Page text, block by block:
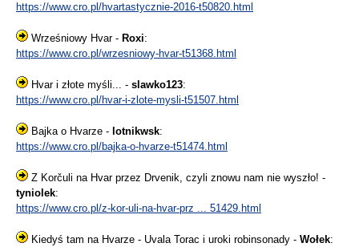
https://www.cro.pl/hvartastycznie-2016-t50820.html
Wrześniowy Hvar - Roxi:
https://www.cro.pl/wrzesniowy-hvar-t51368.html
Hvar i złote myśli... - slawko123:
https://www.cro.pl/hvar-i-zlote-mysli-t51507.html
Bajka o Hvarze - lotnikwsk:
https://www.cro.pl/bajka-o-hvarze-t51474.html
Z Korčuli na Hvar przez Drvenik, czyli znowu nam nie wyszło! -
tyniolek:
https://www.cro.pl/z-kor-uli-na-hvar-prz ... 51429.html
Kiedyś tam na Hvarze - Uvala Torac i uroki robinsonady - Wołek: